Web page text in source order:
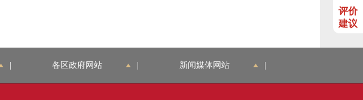
评价
建议
各区政府网站 新闻媒体网站